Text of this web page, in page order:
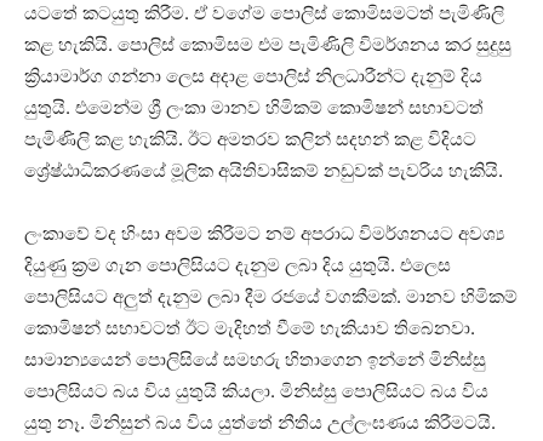
යටතේ කටයුතු කිරීම. ඒ වගේම පොලිස් කොමිසමටත් පැමිණිලි
කළ හැකියි. පොලිස් කොමිසම එම පැමිණිලි විමර්ශනය කර සුදුසු
ක්‍රියාමාර්ග ගන්නා ලෙස අදාළ පොලිස් නිලධාරීන්ට දැනුම් දිය
යුතුයි. එමෙන්ම ශ්‍රී ලංකා මානව හිමිකම් කොමිෂන් සභාවටත්
පැමිණිලි කළ හැකියි. ඊට අමතරව කලින් සදහන් කළ විදියට
ශ්‍රේෂ්ඨාධිකරණයේ මූලික අයිතිවාසිකම් නඩුවක් පැවරිය හැකියි.
ලංකාවේ වද හිංසා අවම කිරීමට නම් අපරාධ විමර්ශනයට අවශ්‍ය
දියුණු ක්‍රම ගැන පොලිසියට දැනුම ලබා දිය යුතුයි. එලෙස
පොලිසියට අලුත් දැනුම ලබා දීම රජයේ වගකීමක්. මානව හිමිකම්
කොමිෂන් සභාවටත් ඊට මැදිහත් වීමේ හැකියාව තිබෙනවා.
සාමාන්‍යයෙන් පොලිසියේ සමහරු හිතාගෙන ඉන්නේ මිනිස්සු
පොලිසියට බය විය යුතුයි කියලා. මිනිස්සු පොලිසියට බය විය
යුතු නෑ. මිනිසුන් බය විය යුත්තේ නීතිය උල්ලංඝණය කිරීමටයි.